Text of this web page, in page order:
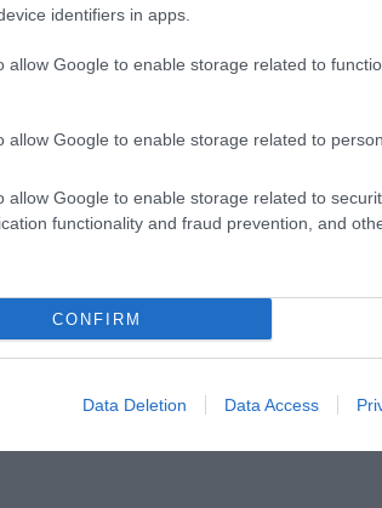
identifiers in apps.
allow Google to enable storage related to
allow Google to enable storage related to
allow Google to enable storage related to
functionality and fraud prevention, and
CONFIRM
Data Deletion Data Access
απόσπασμα (από το 16′